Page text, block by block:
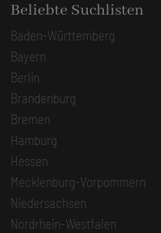
Beliebte Suchlisten
Baden-Württemberg
Bayern
Berlin
Brandenburg
Bremen
Hamburg
Hessen
Mecklenburg-Vorpommern
Niedersachsen
Nordrhein-Westfalen